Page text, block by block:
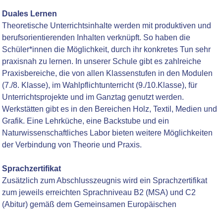
Duales Lernen
Theoretische Unterrichtsinhalte werden mit produktiven und
berufsorientierenden Inhalten verknüpft. So haben die
Schüler*innen die Möglichkeit, durch ihr konkretes Tun sehr
praxisnah zu lernen. In unserer Schule gibt es zahlreiche
Praxisbereiche, die von allen Klassenstufen in den Modulen
(7./8. Klasse), im Wahlpflichtunterricht (9./10.Klasse), für
Unterrichtsprojekte und im Ganztag genutzt werden.
Werkstätten gibt es in den Bereichen Holz, Textil, Medien und
Grafik. Eine Lehrküche, eine Backstube und ein
Naturwissenschaftliches Labor bieten weitere Möglichkeiten
der Verbindung von Theorie und Praxis.
Sprachzertifikat
Zusätzlich zum Abschlusszeugnis wird ein Sprachzertifikat
zum jeweils erreichten Sprachniveau B2 (MSA) und C2
(Abitur) gemäß dem Gemeinsamen Europäischen